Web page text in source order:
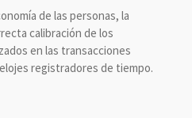
de las personas, la
calibración de los
en las transacciones
registradores de tiempo.